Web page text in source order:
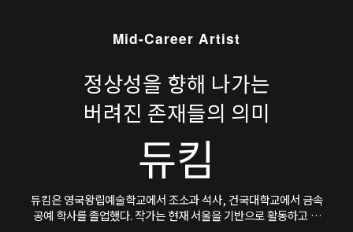
Mid-Career Artist
정상성을 향해 나가는
버려진 존재들의 의미
듀킴
듀킴은 영국왕립예술학교에서 조소과 석사, 건국대학교에서 금속
공예 학사를 졸업했다. 작가는 현재 서울을 기반으로 활동하고 있